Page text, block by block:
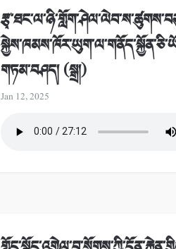
གཏམ་བཤད། (སྒྲ།)
Jan 12, 2025